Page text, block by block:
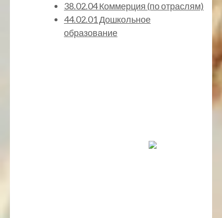
38.02.04 Коммерция (по отраслям)
44.02.01 Дошкольное
образование